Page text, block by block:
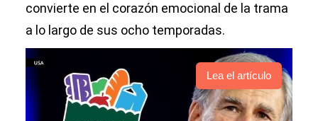
convierte en el corazón emocional de la trama
a lo largo de sus ocho temporadas.
Lea el artículo